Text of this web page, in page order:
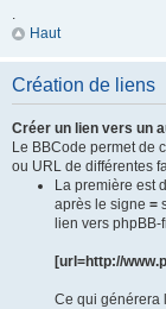
.
Haut
Création de liens
Créer un lien vers un
Le BBCode permet de
ou URL de différentes
La première est
après le signe =
lien vers
[url=http://
Ce qui générera